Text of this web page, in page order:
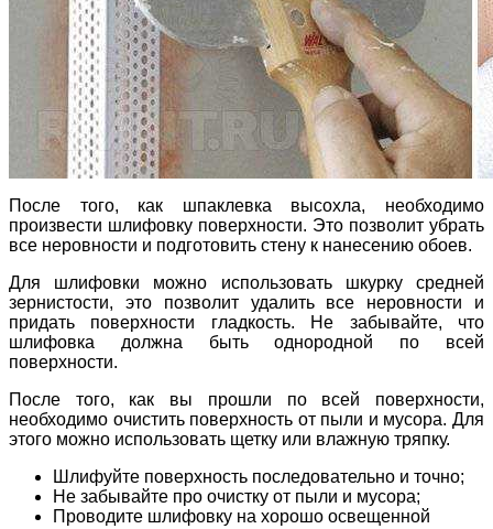
После того, как шпаклевка высохла, необходимо
произвести шлифовку поверхности. Это позволит убрать
все неровности и подготовить стену к нанесению обоев.
Для шлифовки можно использовать шкурку средней
зернистости, это позволит удалить все неровности и
придать поверхности гладкость. Не забывайте, что
шлифовка должна быть однородной по всей
поверхности.
После того, как вы прошли по всей поверхности,
необходимо очистить поверхность от пыли и мусора. Для
этого можно использовать щетку или влажную тряпку.
Шлифуйте поверхность последовательно и точно;
Не забывайте про очистку от пыли и мусора;
Проводите шлифовку на хорошо освещенной